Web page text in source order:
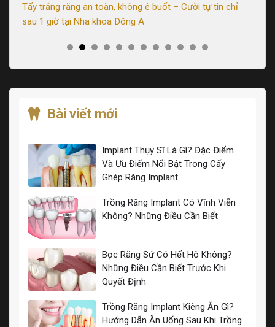
Tẩy trắng răng an toàn, không ê buốt – Cười tự tin chỉ
sau 1 giờ tại Nha khoa Đông A
Bài viết mới
Implant Thụy Sĩ Là Gì? Đặc Điểm
Và Ưu Điểm Nổi Bật Trong Cấy
Ghép Răng Implant
Trồng Răng Implant Có Vĩnh Viễn
Không? Những Điều Cần Biết
Bọc Răng Sứ Có Hết Hô Không?
Những Điều Cần Biết Trước Khi
Quyết Định
Trồng Răng Implant Kiêng Ăn Gì?
Hướng Dẫn Ăn Uống Sau Khi Trồng